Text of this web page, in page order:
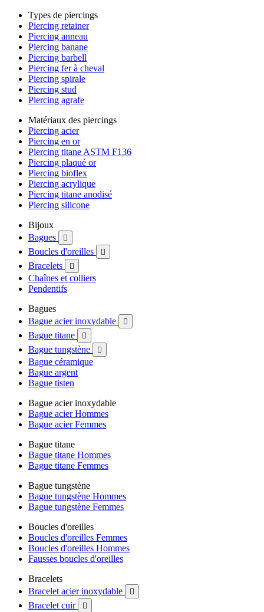
Types de piercings
Piercing retainer
Piercing anneau
Piercing banane
Piercing barbell
Piercing fer à cheval
Piercing spirale
Piercing stud
Piercing agrafe
Matériaux des piercings
Piercing acier
Piercing en or
Piercing titane ASTM F136
Piercing plaqué or
Piercing bioflex
Piercing acrylique
Piercing titane anodisé
Piercing silicone
Bijoux
Bagues

Boucles d'oreilles 
Bracelets 
Chaînes et colliers
Pendentifs
Bagues
Bague acier inoxydable

Bague titane 
Bague tungstène 
Bague céramique
Bague argent
Bague tisten
Bague acier inoxydable
Bague acier Hommes
Bague acier Femmes
Bague titane
Bague titane Hommes
Bague titane Femmes
Bague tungstène
Bague tungstène Hommes
Bague tungstène Femmes
Boucles d'oreilles
Boucles d'oreilles Femmes
Boucles d'oreilles Hommes
Fausses boucles d'oreilles
Bracelets
Bracelet acier inoxydable

Bracelet cuir 